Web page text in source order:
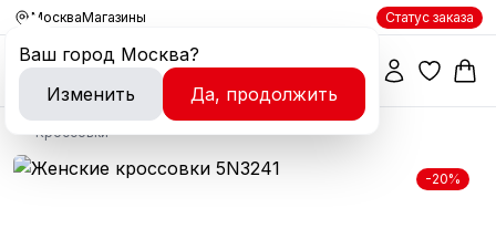
Москва
Ваш город Москва?
Изменить
Да, продолжить
Магазины Статус заказа
Кроссовки
-20%